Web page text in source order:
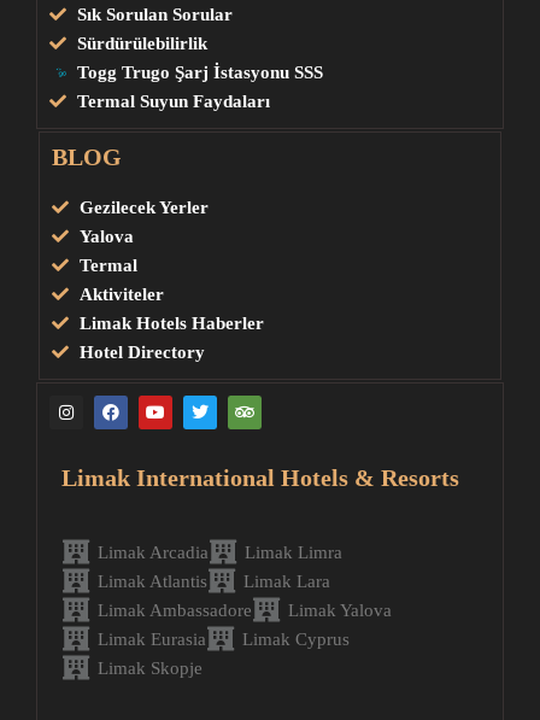
Sık Sorulan Sorular
Sürdürülebilirlik
Togg Trugo Şarj İstasyonu SSS
Termal Suyun Faydaları
BLOG
Gezilecek Yerler
Yalova
Termal
Aktiviteler
Limak Hotels Haberler
Hotel Directory
Limak International Hotels & Resorts
Limak Arcadia
Limak Limra
Limak Atlantis
Limak Lara
Limak Ambassadore
Limak Yalova
Limak Eurasia
Limak Cyprus
Limak Skopje